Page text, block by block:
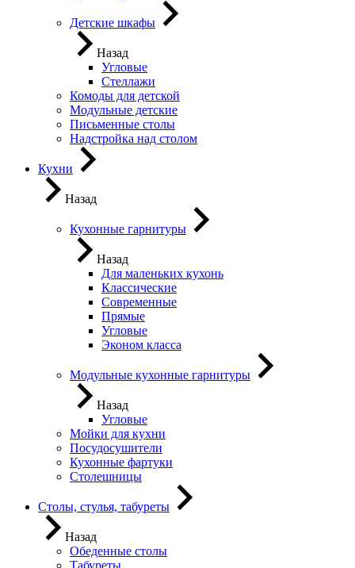
Детские шкафы
Назад
Угловые
Стеллажи
Комоды для детской
Модульные детские
Письменные столы
Надстройка над столом
Кухни
Назад
Кухонные гарнитуры
Назад
Для маленьких кухонь
Классические
Современные
Прямые
Угловые
Эконом класса
Модульные кухонные гарнитуры
Назад
Угловые
Мойки для кухни
Посудосушители
Кухонные фартуки
Столешницы
Столы, стулья, табуреты
Назад
Обеденные столы
Табуреты